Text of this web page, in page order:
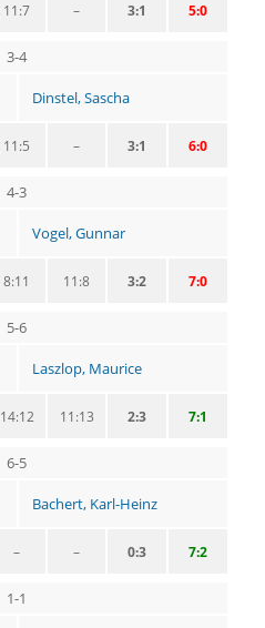
5:0
3:1
–
11:7
3-4
Dinstel, Sascha
6:0
3:1
–
11:5
4-3
Vogel, Gunnar
7:0
3:2
11:8
8:11
5-6
Laszlop, Maurice
7:1
2:3
11:13
14:12
6-5
Bachert, Karl-Heinz
7:2
0:3
–
–
1-1